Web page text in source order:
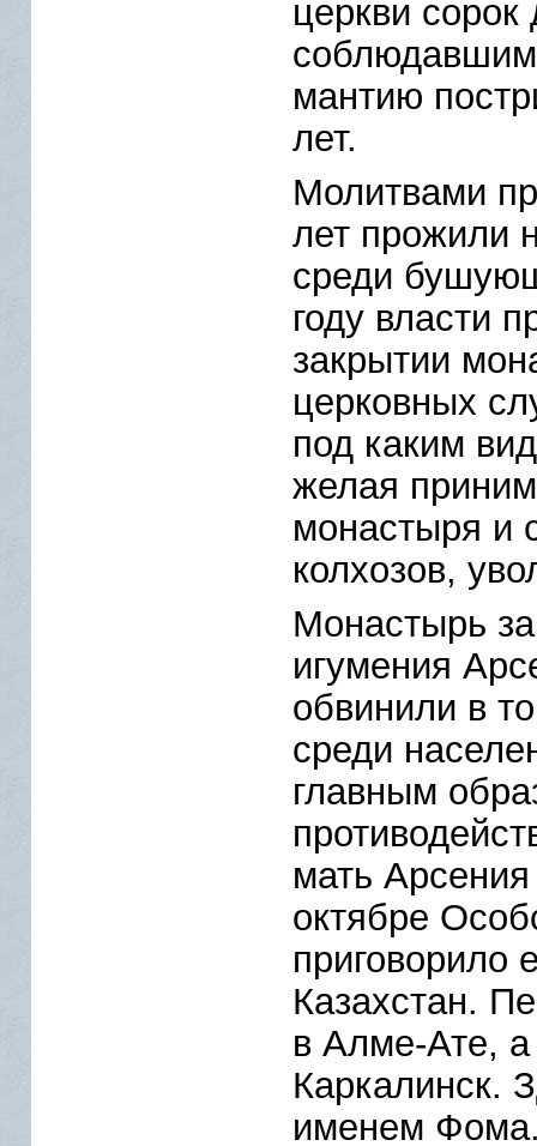
церкви сорок
мантию
лет.
Молитвами
лет прожили
среди
году власти
закрытии
церковных
под каким
желая
монастыря и
колхозов,
Монастырь
игумения
обвинили в
среди
главным
мать
октябре
приговорило
Казахстан.
в Алме-Ате,
Каркалинск.
именем